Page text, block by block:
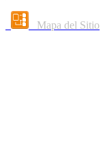
Mapa del Sitio